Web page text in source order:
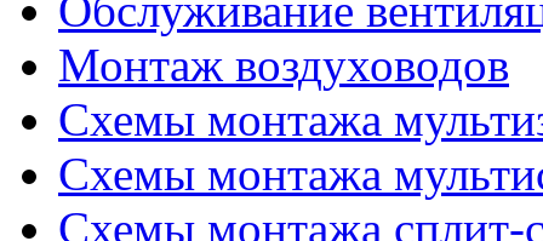
Монтаж воздуховодов
Схемы монтажа
Схемы монтажа
Схемы монтажа сплит-